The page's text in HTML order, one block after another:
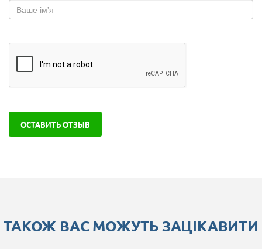
ОСТАВИТЬ ОТЗЫВ
ТАКОЖ ВАС МОЖУТЬ ЗАЦІКАВИТИ